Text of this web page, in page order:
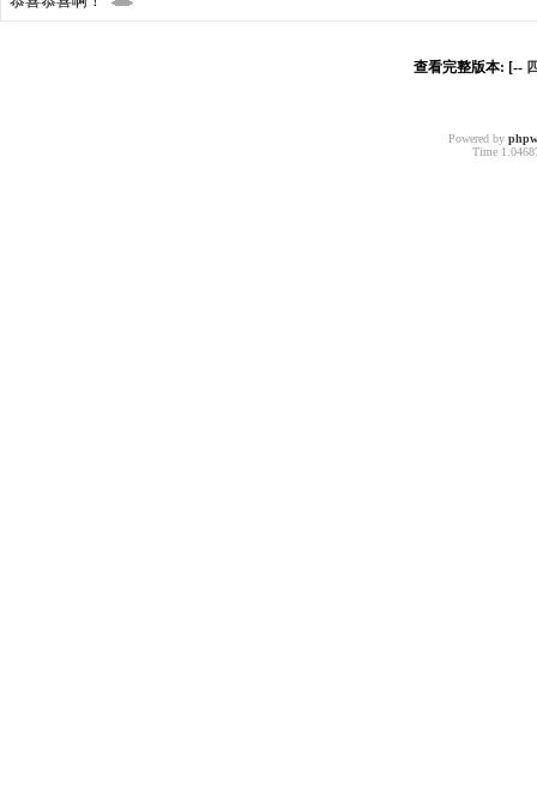
查看完整版本: [--
Powered by
Time